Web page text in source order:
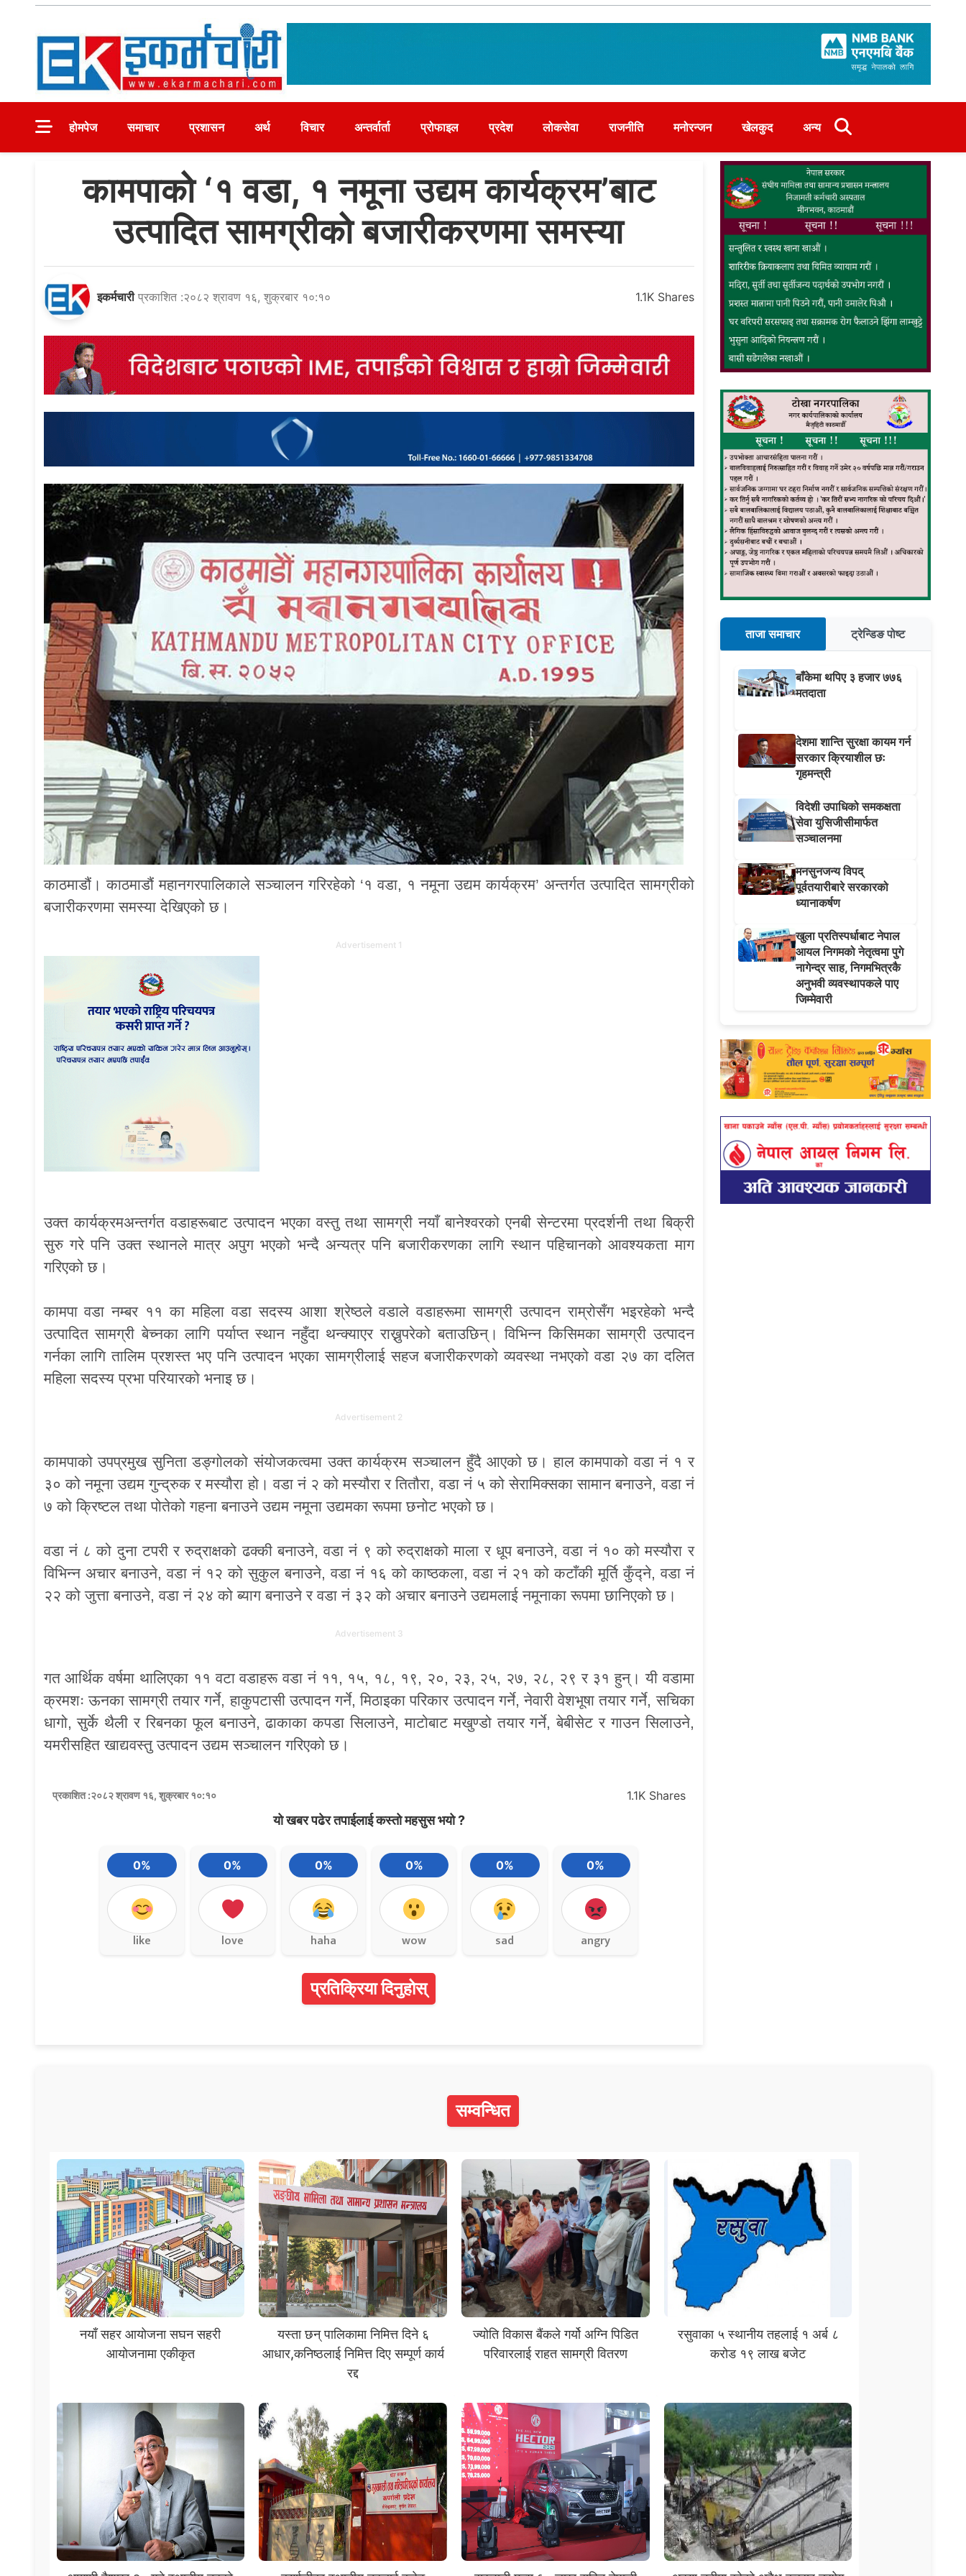
होमपेज
समाचार प्रशासन अर्थ विचार अन्तर्वार्ता प्रोफाइल प्रदेश लोकसेवा राजनीति मनोरन्जन खेलकुद अन्य
कामपाको ‘१ वडा, १ नमूना उद्यम कार्यक्रम’बाट
उत्पादित सामग्रीको बजारीकरणमा समस्या
इकर्मचारी प्रकाशित :२०८२ श्रावण १६, शुक्रबार १०:१० 1.1K Shares
काठमाडौं। काठमाडौं महानगरपालिकाले सञ्चालन गरिरहेको ‘१ वडा, १ नमूना उद्यम कार्यक्रम’ अन्तर्गत उत्पादित सामग्रीको
बजारीकरणमा समस्या देखिएको छ।
Advertisement 1
उक्त कार्यक्रमअन्तर्गत वडाहरूबाट उत्पादन भएका वस्तु तथा सामग्री नयाँ बानेश्वरको एनबी सेन्टरमा प्रदर्शनी तथा बिक्री
सुरु गरे पनि उक्त स्थानले मात्र अपुग भएको भन्दै अन्यत्र पनि बजारीकरणका लागि स्थान पहिचानको आवश्यकता माग
गरिएको छ।
कामपा वडा नम्बर ११ का महिला वडा सदस्य आशा श्रेष्ठले वडाले वडाहरूमा सामग्री उत्पादन राम्रोसँग भइरहेको भन्दै
उत्पादित सामग्री बेच्नका लागि पर्याप्त स्थान नहुँदा थन्क्याएर राख्नुपरेको बताउछिन्। विभिन्न किसिमका सामग्री उत्पादन
गर्नका लागि तालिम प्रशस्त भए पनि उत्पादन भएका सामग्रीलाई सहज बजारीकरणको व्यवस्था नभएको वडा २७ का दलित
महिला सदस्य प्रभा परियारको भनाइ छ।
Advertisement 2
कामपाको उपप्रमुख सुनिता डङ्गोलको संयोजकत्वमा उक्त कार्यक्रम सञ्चालन हुँदै आएको छ। हाल कामपाको वडा नं १ र
३० को नमूना उद्यम गुन्द्रुक र मस्यौरा हो। वडा नं २ को मस्यौरा र तितौरा, वडा नं ५ को सेरामिक्सका सामान बनाउने, वडा नं
७ को क्रिष्टल तथा पोतेको गहना बनाउने उद्यम नमूना उद्यमका रूपमा छनोट भएको छ।
वडा नं ८ को दुना टपरी र रुद्राक्षको ढक्की बनाउने, वडा नं ९ को रुद्राक्षको माला र धूप बनाउने, वडा नं १० को मस्यौरा र
विभिन्न अचार बनाउने, वडा नं १२ को सुकुल बनाउने, वडा नं १६ को काष्ठकला, वडा नं २१ को कटाँकी मूर्ति कुँद्ने, वडा नं
२२ को जुत्ता बनाउने, वडा नं २४ को ब्याग बनाउने र वडा नं ३२ को अचार बनाउने उद्यमलाई नमूनाका रूपमा छानिएको छ।
Advertisement 3
गत आर्थिक वर्षमा थालिएका ११ वटा वडाहरू वडा नं ११, १५, १८, १९, २०, २३, २५, २७, २८, २९ र ३१ हुन्। यी वडामा
क्रमशः ऊनका सामग्री तयार गर्ने, हाकुपटासी उत्पादन गर्ने, मिठाइका परिकार उत्पादन गर्ने, नेवारी वेशभूषा तयार गर्ने, सचिका
धागो, सुर्के थैली र रिबनका फूल बनाउने, ढाकाका कपडा सिलाउने, माटोबाट मखुण्डो तयार गर्ने, बेबीसेट र गाउन सिलाउने,
यमरीसहित खाद्यवस्तु उत्पादन उद्यम सञ्चालन गरिएको छ।
प्रकाशित :२०८२ श्रावण १६, शुक्रबार १०:१० 1.1K Shares
यो खबर पढेर तपाईलाई कस्तो महसुस भयो ?
0%
like
0%
love
0%
haha
0%
wow
0%
sad
0%
angry
प्रतिक्रिया दिनुहोस्
ताजा समाचार ट्रेन्डिङ पोष्ट
बाँकेमा थपिए ३ हजार ७७६
मतदाता
देशमा शान्ति सुरक्षा कायम गर्न
सरकार क्रियाशील छः
गृहमन्त्री
विदेशी उपाधिको समकक्षता
सेवा युसिजीसीमार्फत
सञ्चालनमा
मनसुनजन्य विपद्
पूर्वतयारीबारे सरकारको
ध्यानाकर्षण
खुला प्रतिस्पर्धाबाट नेपाल
आयल निगमको नेतृत्वमा पुगे
नागेन्द्र साह, निगमभित्रकै
अनुभवी व्यवस्थापकले पाए
जिम्मेवारी
सम्वन्धित
नयाँ सहर आयोजना सघन सहरी
आयोजनामा एकीकृत
यस्ता छन् पालिकामा निमित्त दिने ६
आधार,कनिष्ठलाई निमित्त दिए सम्पूर्ण कार्य
रद्द
ज्योति विकास बैंकले गर्यो अग्नि पिडित
परिवारलाई राहत सामग्री वितरण
रसुवाका ५ स्थानीय तहलाई १ अर्ब ८
करोड १९ लाख बजेट